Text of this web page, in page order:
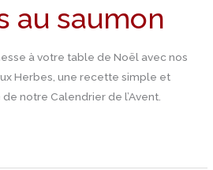
au saumon
à votre table de Noël avec nos
Herbes, une recette simple et
notre Calendrier de l’Avent.